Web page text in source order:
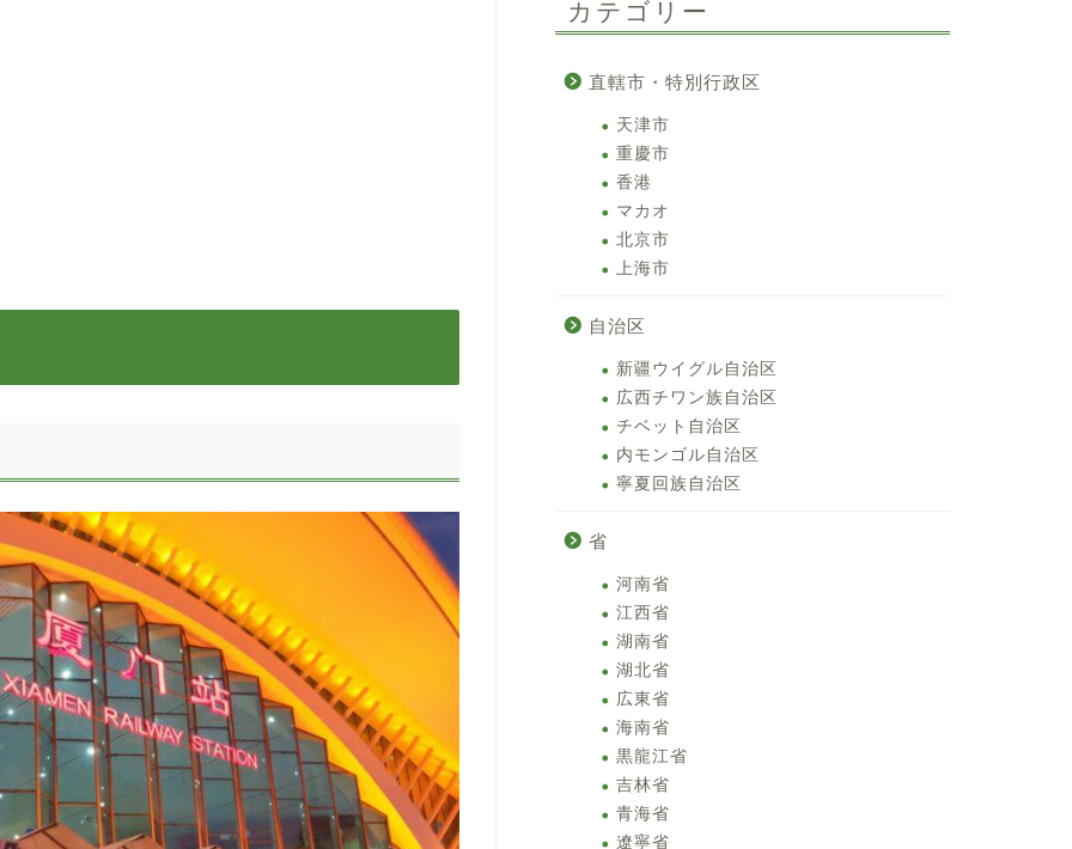
カテゴリー
直轄市・特別行政区
天津市
重慶市
香港
マカオ
北京市
上海市
自治区
新疆ウイグル自治区
広西チワン族自治区
チベット自治区
内モンゴル自治区
寧夏回族自治区
省
河南省
江西省
湖南省
湖北省
広東省
海南省
黒龍江省
吉林省
青海省
遼寧省